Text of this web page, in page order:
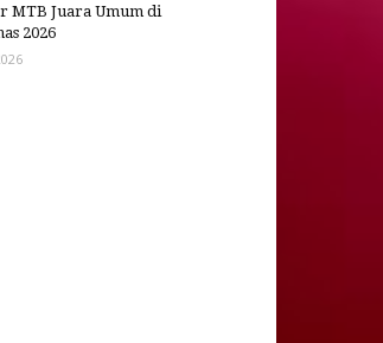
MTB Juara Umum di
2026